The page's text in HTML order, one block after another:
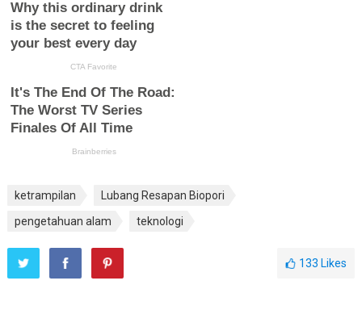
ketrampilan
Lubang Resapan Biopori
pengetahuan alam
teknologi
133 Likes